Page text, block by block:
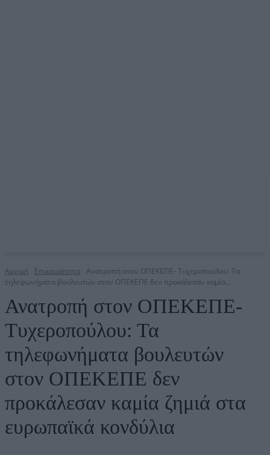
Αρχική Επικαιρότητα Ανατροπή στον ΟΠΕΚΕΠΕ- Τυχεροπούλου: Τα
τηλεφωνήματα βουλευτών στον ΟΠΕΚΕΠΕ δεν προκάλεσαν καμία...
Ανατροπή στον ΟΠΕΚΕΠΕ-
Τυχεροπούλου: Τα
τηλεφωνήματα βουλευτών
στον ΟΠΕΚΕΠΕ δεν
προκάλεσαν καμία ζημιά στα
ευρωπαϊκά κονδύλια